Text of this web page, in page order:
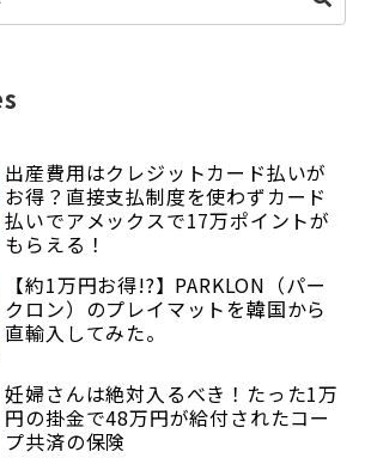
出産費用はクレジットカード払いが
お得？直接支払制度を使わずカード
払いでアメックスで17万ポイントが
もらえる！
【約1万円お得!?】PARKLON（パー
クロン）のプレイマットを韓国から
直輸入してみた。
妊婦さんは絶対入るべき！たった1万
円の掛金で48万円が給付されたコー
プ共済の保険